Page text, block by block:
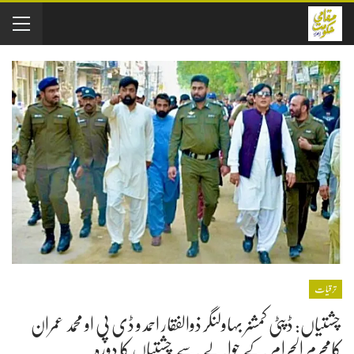
ترقیات
چشتیاں: ڈپٹی کمشنر بہاولنگر ذوالفقار احمد و ڈی پی او محمد عمران
کامحرم الحرام کے حوالے سے چشتیاں کا دورہ